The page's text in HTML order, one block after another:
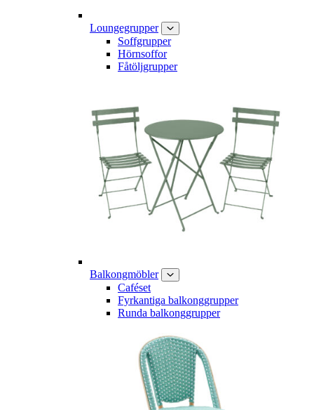
Loungegrupper
Soffgrupper
Hörnsoffor
Fåtöljgrupper
Balkongmöbler
Caféset
Fyrkantiga balkonggrupper
Runda balkonggrupper